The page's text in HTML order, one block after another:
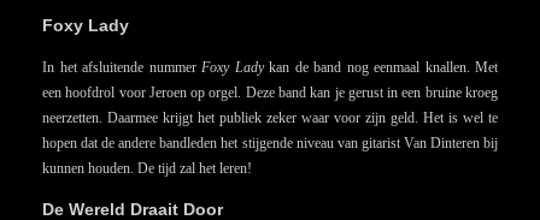
Foxy Lady
In het afsluitende nummer Foxy Ladykan de band nog eenmaal knallen. Met
een hoofdrol voor Jeroen op orgel. Deze band kan je gerust in een bruine kroeg
neerzetten. Daarmee krijgt het publiek zeker waar voor zijn geld. Het is wel te
hopen dat de andere bandleden het stijgende niveau van gitarist Van Dinteren bij
kunnen houden. De tijd zal het leren!
De Wereld Draait Door